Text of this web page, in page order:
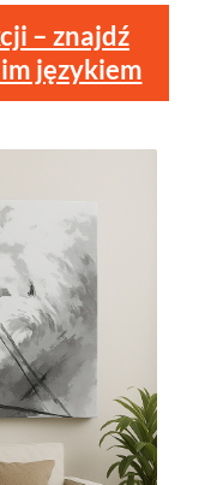
– znajdź
językiem